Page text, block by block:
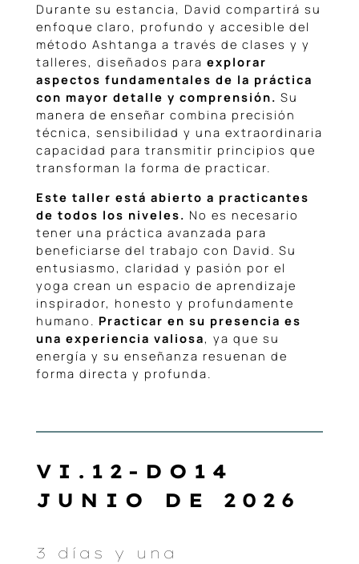
Durante su estancia, David compartirá su
enfoque claro, profundo y accesible del
método Ashtanga a través de clases y y
talleres, diseñados para explorar
aspectos fundamentales de la práctica
con mayor detalle y comprensión. Su
manera de enseñar combina precisión
técnica, sensibilidad y una extraordinaria
capacidad para transmitir principios que
transforman la forma de practicar.
Este taller está abierto a practicantes
de todos los niveles. No es necesario
tener una práctica avanzada para
beneficiarse del trabajo con David. Su
entusiasmo, claridad y pasión por el
yoga crean un espacio de aprendizaje
inspirador, honesto y profundamente
humano. Practicar en su presencia es
una experiencia valiosa, ya que su
energía y su enseñanza resuenan de
forma directa y profunda.
VI.12-DO14
JUNIO DE 2026
3 días y una